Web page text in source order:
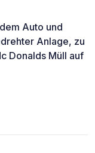
Auto und
Anlage, zu
Donalds Müll auf